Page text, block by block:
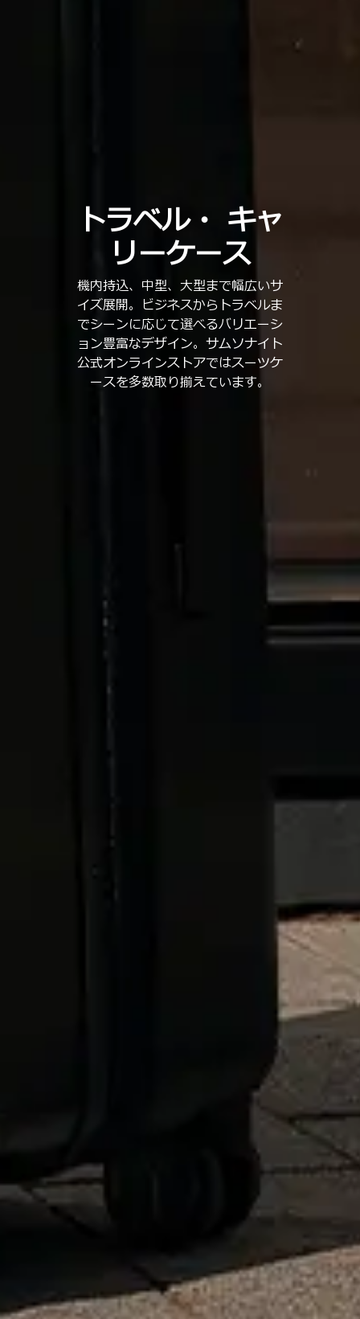
トラベル・ キャ
リーケース
機内持込、中型、大型まで幅広いサ
イズ展開。ビジネスからトラベルま
でシーンに応じて選べるバリエーシ
ョン豊富なデザイン。サムソナイト
公式オンラインストアではスーツケ
ースを多数取り揃えています。